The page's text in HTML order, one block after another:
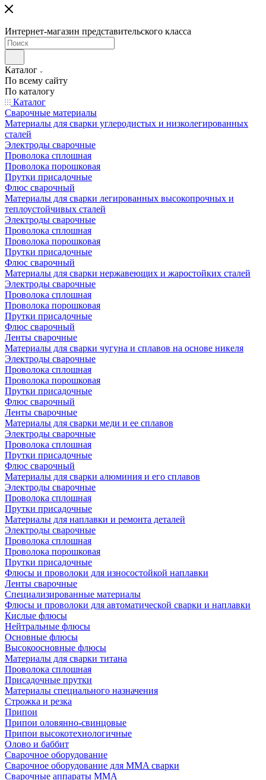
Интернет-магазин представительского класса
Каталог
По всему сайту
По каталогу
Каталог
Сварочные материалы
Материалы для сварки углеродистых и низколегированных
сталей
Электроды сварочные
Проволока сплошная
Проволока порошковая
Прутки присадочные
Флюс сварочный
Материалы для сварки легированных высокопрочных и
теплоустойчивых сталей
Электроды сварочные
Проволока сплошная
Проволока порошковая
Прутки присадочные
Флюс сварочный
Материалы для сварки нержавеющих и жаростойких сталей
Электроды сварочные
Проволока сплошная
Проволока порошковая
Прутки присадочные
Флюс сварочный
Ленты сварочные
Материалы для сварки чугуна и сплавов на основе никеля
Электроды сварочные
Проволока сплошная
Проволока порошковая
Прутки присадочные
Флюс сварочный
Ленты сварочные
Материалы для сварки меди и ее сплавов
Электроды сварочные
Проволока сплошная
Прутки присадочные
Флюс сварочный
Материалы для сварки алюминия и его сплавов
Электроды сварочные
Проволока сплошная
Прутки присадочные
Материалы для наплавки и ремонта деталей
Электроды сварочные
Проволока сплошная
Проволока порошковая
Прутки присадочные
Флюсы и проволоки для износостойкой наплавки
Ленты сварочные
Специализированные материалы
Флюсы и проволоки для автоматической сварки и наплавки
Кислые флюсы
Нейтральные флюсы
Основные флюсы
Высокоосновные флюсы
Материалы для сварки титана
Проволока сплошная
Присадочные прутки
Материалы специального назначения
Строжка и резка
Припои
Припои оловянно-свинцовые
Припои высокотехнологичные
Олово и баббит
Сварочное оборудование
Сварочное оборудование для MMA сварки
Сварочные аппараты MMA